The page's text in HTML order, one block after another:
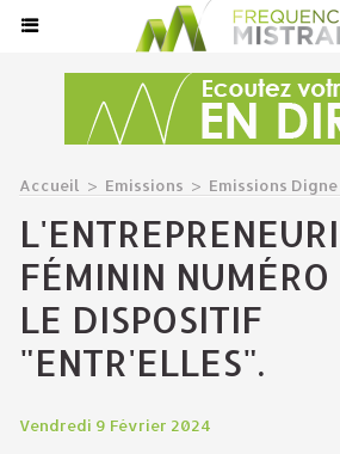
Accueil > Emissions > Emissions
FÉMININ
LE DISPOSITIF
"ENTR'ELLES".
Vendredi 9 Février 2024